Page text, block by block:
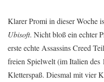
Klarer Promi in dieser Woche
Ubisoft. Nicht bloß ein echter
erste echte Assassins Creed
freien Spielwelt (im Italien des
Kletterspaß. Diesmal mit vier